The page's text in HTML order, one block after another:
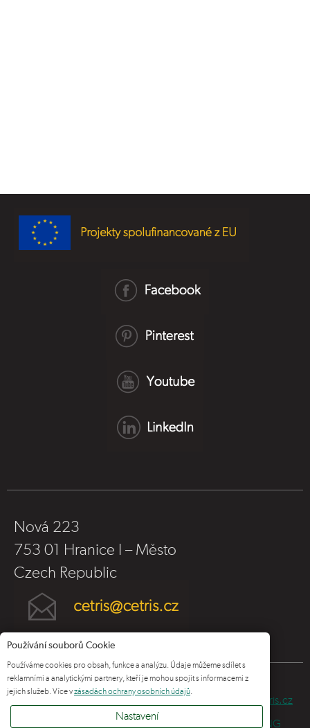
Nová 223
753 01 Hranice I – Město
Czech Republic
www.cetris.cz
WHISTLEBLOWING
Používání souborů Cookie
Používáme cookies pro obsah, funkce a analýzu. Údaje můžeme sdílet s
reklamními a analytickými partnery, kteří je mohou spojit s informacemi z
jejich služeb. Více vzásadách ochrany osobních údajů
Nastavení